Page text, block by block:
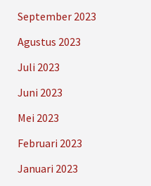
September 2023
Agustus 2023
Juli 2023
Juni 2023
Mei 2023
Februari 2023
Januari 2023